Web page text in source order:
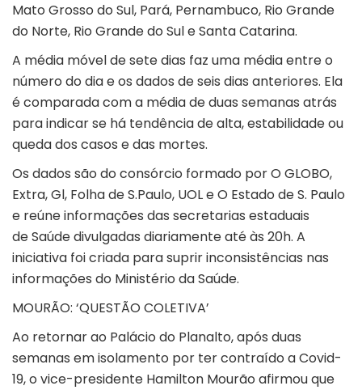
Mato Grosso do Sul, Pará, Pernambuco, Rio Grande
do Norte, Rio Grande do Sul e Santa Catarina.
A média móvel de sete dias faz uma média entre o
número do dia e os dados de seis dias anteriores. Ela
é comparada com a média de duas semanas atrás
para indicar se há tendência de alta, estabilidade ou
queda dos casos e das mortes.
Os dados são do consórcio formado por O GLOBO,
Extra, Gl, Folha de S.Paulo, UOL e O Estado de S. Paulo
e reúne informações das secretarias estaduais
de Saúde divulgadas diariamente até às 20h. A
iniciativa foi criada para suprir inconsistências nas
informações do Ministério da Saúde.
MOURÃO: ‘QUESTÃO COLETIVA’
Ao retornar ao Palácio do Planalto, após duas
semanas em isolamento por ter contraído a Covid-
19, o vice-presidente Hamilton Mourão afirmou que